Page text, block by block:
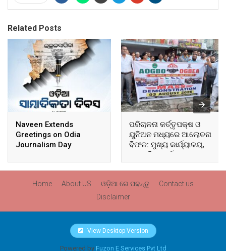
Related Posts
Naveen Extends
Greetings on Odia
Journalism Day
ପରିଚାଳନା କର୍ତ୍ତୃପକ୍ଷ ଓ
ୟୁନିଅନ ମଧ୍ୟରେ ଆଲୋଚନା
ବିଫଳ: ମୁଖ୍ୟ କାର୍ଯ୍ୟାଳୟ,
ଆଞ୍ଚଳିକ କାର୍ଯ୍ୟାଳୟ ଓ
ସମସ୍ତ ବ୍ଲକ ମୁଖ୍ୟାଳୟରେ
Home About US ଓଡ଼ିଆ ରେ ପଢନ୍ତୁ
Contact us
Disclaimer
View Desktop Version
Powered by Fuzon E Services Pvt Ltd